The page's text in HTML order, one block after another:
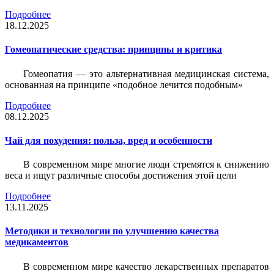
Подробнее
18.12.2025
Гомеопатические средства: принципы и критика
Гомеопатия — это альтернативная медицинская система,
основанная на принципе «подобное лечится подобным»
Подробнее
08.12.2025
Чай для похудения: польза, вред и особенности
В современном мире многие люди стремятся к снижению
веса и ищут различные способы достижения этой цели
Подробнее
13.11.2025
Методики и технологии по улучшению качества
медикаментов
В современном мире качество лекарственных препаратов